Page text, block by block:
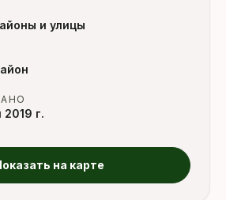
и улицы
г.
на карте